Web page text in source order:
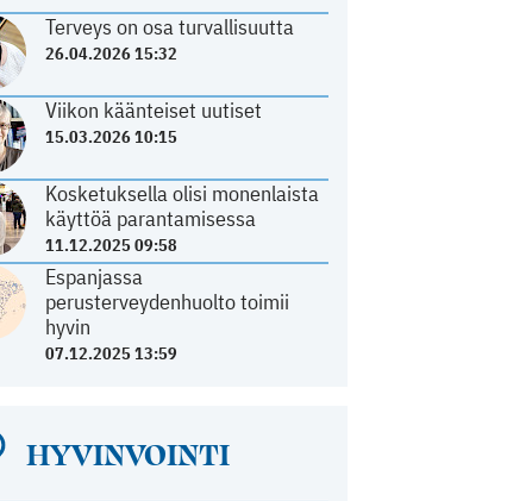
Terveys on osa turvallisuutta
26.04.2026 15:32
Viikon käänteiset uutiset
15.03.2026 10:15
Kosketuksella olisi monenlaista
käyttöä parantamisessa
11.12.2025 09:58
Espanjassa
perusterveydenhuolto toimii
hyvin
07.12.2025 13:59
HYVINVOINTI